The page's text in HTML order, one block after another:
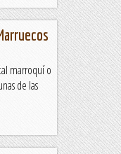
marroquí o
de las